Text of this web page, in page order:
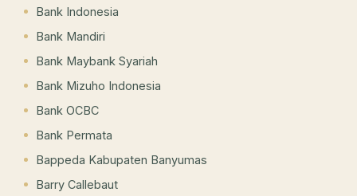
Bank Indonesia
Bank Mandiri
Bank Maybank Syariah
Bank Mizuho Indonesia
Bank OCBC
Bank Permata
Bappeda Kabupaten Banyumas
Barry Callebaut